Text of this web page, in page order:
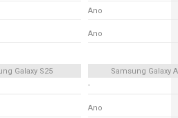
Ano
Ano
Galaxy S25
Samsung Galaxy
-
Ano